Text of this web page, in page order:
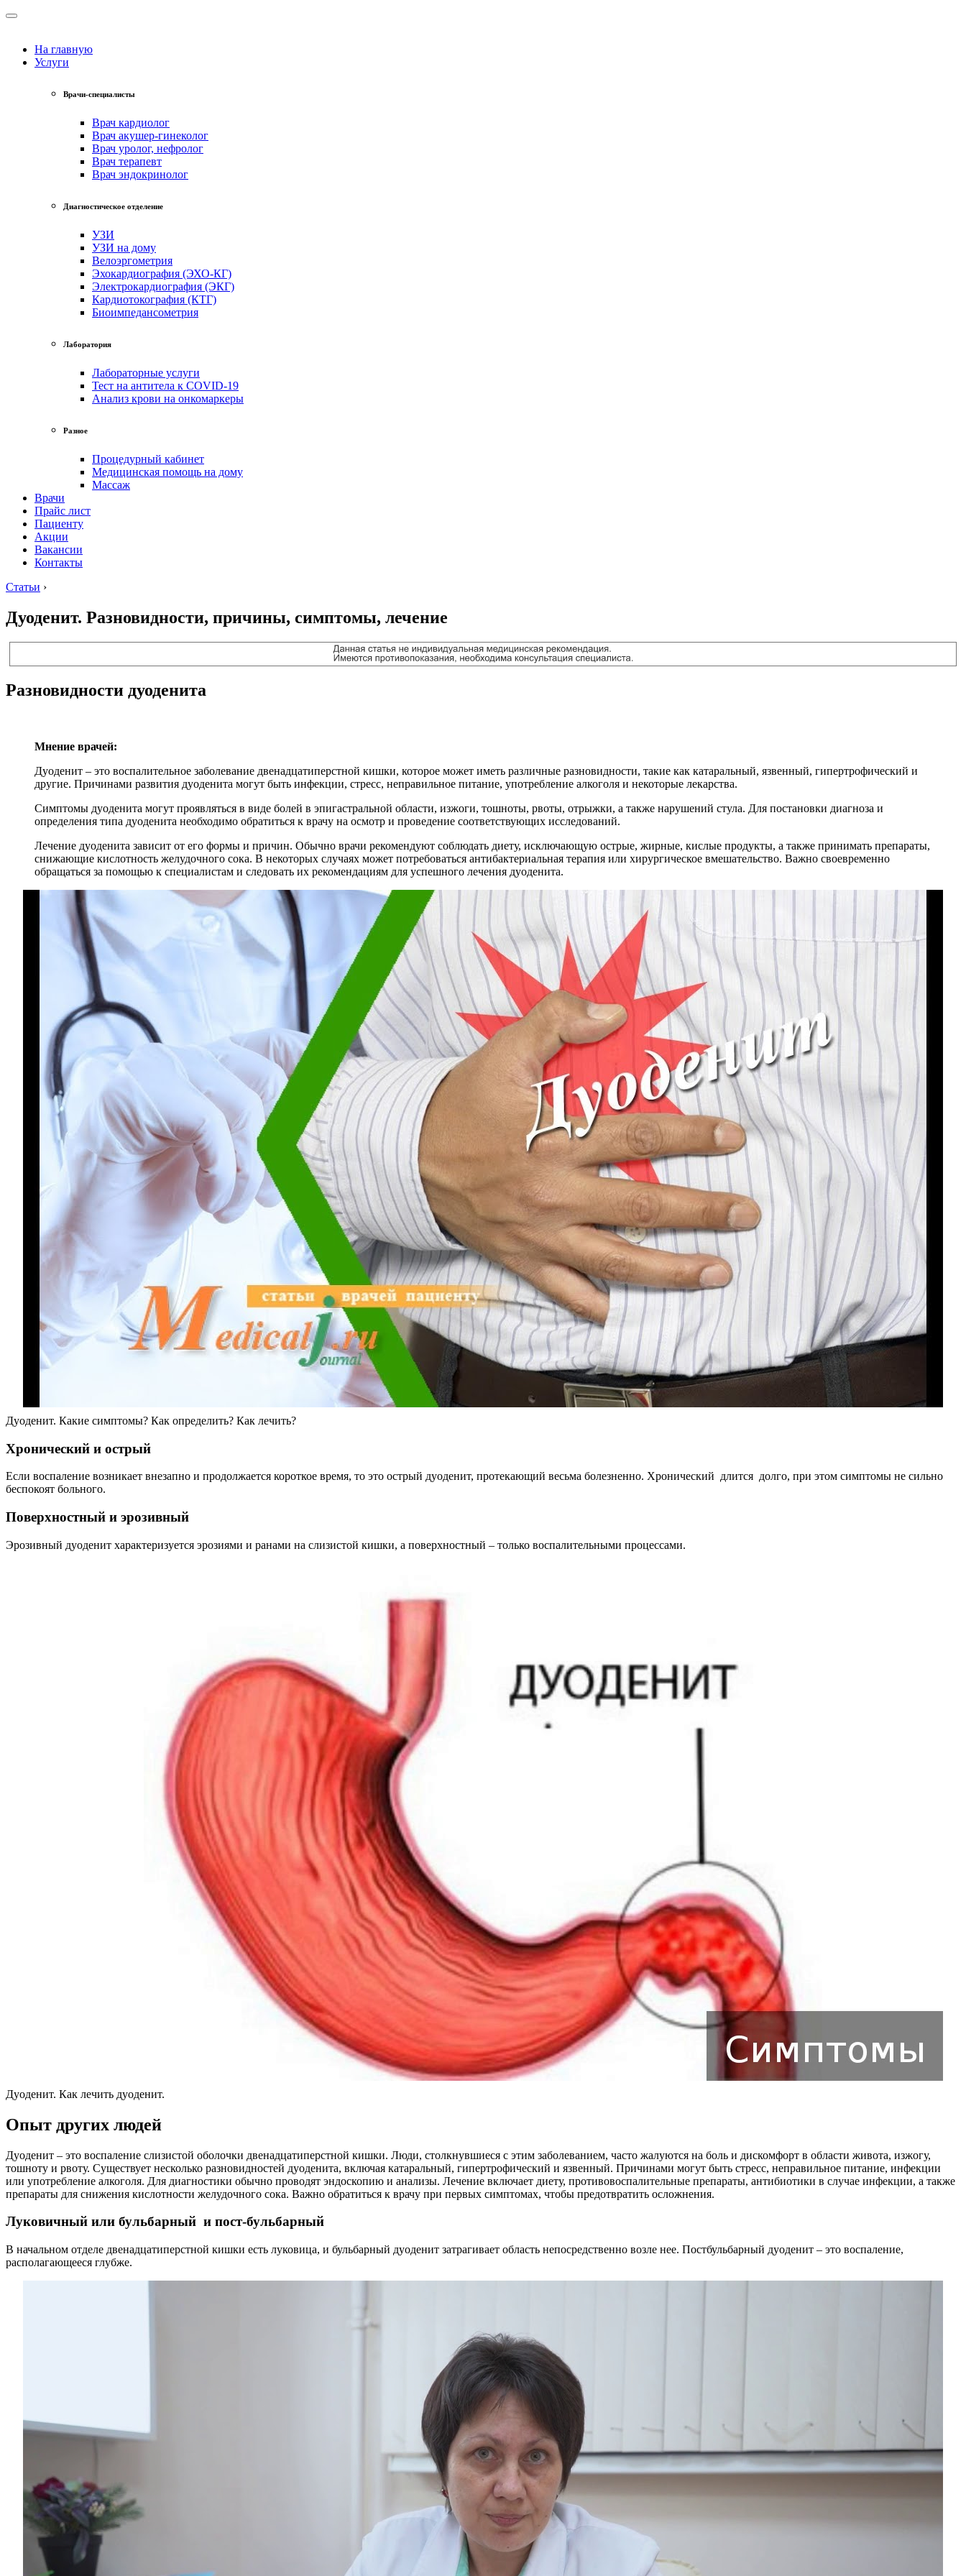
На главную
Услуги
Врачи-специалисты
Врач кардиолог
Врач акушер-гинеколог
Врач уролог, нефролог
Врач терапевт
Врач эндокринолог
Диагностическое отделение
УЗИ
УЗИ на дому
Велоэргометрия
Эхокардиография (ЭХО-КГ)
Электрокардиография (ЭКГ)
Кардиотокография (КТГ)
Биоимпедансометрия
Лаборатория
Лабораторные услуги
Тест на антитела к COVID-19
Анализ крови на онкомаркеры
Разное
Процедурный кабинет
Медицинская помощь на дому
Массаж
Врачи
Прайс лист
Пациенту
Акции
Вакансии
Контакты
Статьи ›
Дуоденит. Разновидности, причины, симптомы, лечение
Разновидности дуоденита
Мнение врачей:
Дуоденит – это воспалительное заболевание двенадцатиперстной кишки, которое может иметь различные разновидности, такие как катаральный, язвенный, гипертрофический и
другие. Причинами развития дуоденита могут быть инфекции, стресс, неправильное питание, употребление алкоголя и некоторые лекарства.
Симптомы дуоденита могут проявляться в виде болей в эпигастральной области, изжоги, тошноты, рвоты, отрыжки, а также нарушений стула. Для постановки диагноза и
определения типа дуоденита необходимо обратиться к врачу на осмотр и проведение соответствующих исследований.
Лечение дуоденита зависит от его формы и причин. Обычно врачи рекомендуют соблюдать диету, исключающую острые, жирные, кислые продукты, а также принимать препараты,
снижающие кислотность желудочного сока. В некоторых случаях может потребоваться антибактериальная терапия или хирургическое вмешательство. Важно своевременно
обращаться за помощью к специалистам и следовать их рекомендациям для успешного лечения дуоденита.
Дуоденит. Какие симптомы? Как определить? Как лечить?
Хронический и острый
Если воспаление возникает внезапно и продолжается короткое время, то это острый дуоденит, протекающий весьма болезненно. Хронический длится долго, при этом симптомы не сильно
беспокоят больного.
Поверхностный и эрозивный
Эрозивный дуоденит характеризуется эрозиями и ранами на слизистой кишки, а поверхностный – только воспалительными процессами.
Дуоденит. Как лечить дуоденит.
Опыт других людей
Дуоденит – это воспаление слизистой оболочки двенадцатиперстной кишки. Люди, столкнувшиеся с этим заболеванием, часто жалуются на боль и дискомфорт в области живота, изжогу,
тошноту и рвоту. Существует несколько разновидностей дуоденита, включая катаральный, гипертрофический и язвенный. Причинами могут быть стресс, неправильное питание, инфекции
или употребление алкоголя. Для диагностики обычно проводят эндоскопию и анализы. Лечение включает диету, противовоспалительные препараты, антибиотики в случае инфекции, а также
препараты для снижения кислотности желудочного сока. Важно обратиться к врачу при первых симптомах, чтобы предотвратить осложнения.
Луковичный или бульбарный и пост-бульбарный
В начальном отделе двенадцатиперстной кишки есть луковица, и бульбарный дуоденит затрагивает область непосредственно возле нее. Постбульбарный дуоденит – это воспаление,
располагающееся глубже.